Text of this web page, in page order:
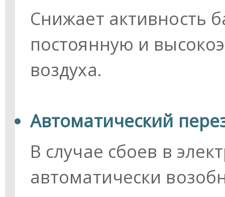
Снижает активность
постоянную и
воздуха.
Автоматический
В случае сбоев в
автоматически